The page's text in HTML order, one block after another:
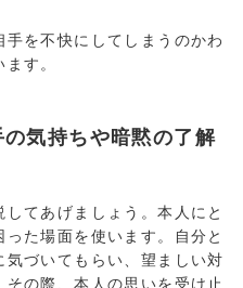
を不快にしてしまうのかわ
す。
気持ちや暗黙の了解
てあげましょう。本人にと
た場面を使います。自分と
づいてもらい、望ましい対
の際、本人の思いを受け止